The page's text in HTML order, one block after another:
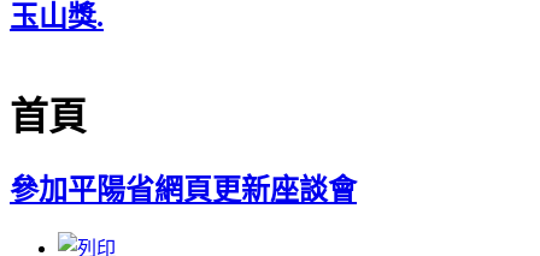
玉山獎.
首頁
參加平陽省網頁更新座談會